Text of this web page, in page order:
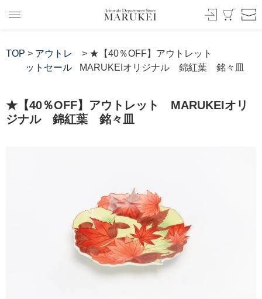
TOP > アウトレ
ットセール
> ★【40％OFF】アウトレット
MARUKEIオリジナル 錦紅葉 銘々皿
★【40％OFF】アウトレット MARUKEIオリ
ジナル 錦紅葉 銘々皿